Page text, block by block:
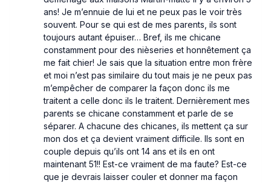
ans! Je m’ennuie de lui et ne peux pas le voir très
souvent. Pour se qui est de mes parents, ils sont
toujours autant épuiser… Bref, ils me chicane
constamment pour des nièseries et honnêtement ça
me fait chier! Je sais que la situation entre mon frère
et moi n’est pas similaire du tout mais je ne peux pas
m’empêcher de comparer la façon donc ils me
traitent a celle donc ils le traitent. Dernièrement mes
parents se chicane constamment et parle de se
séparer. A chacune des chicanes, ils mettent ça sur
mon dos et ça devient vraiment difficile. Ils sont en
couple depuis qu’ils ont 14 ans et ils en ont
maintenant 51!! Est-ce vraiment de ma faute? Est-ce
que je devrais laisser couler et donner ma façon